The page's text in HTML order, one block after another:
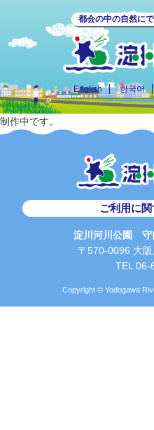
都会の中の自然に
English 한국어
制作中です。
ご利用に
淀川河川公園 守
〒570-0096 大
TEL 06-
Copyright © Yodogawa